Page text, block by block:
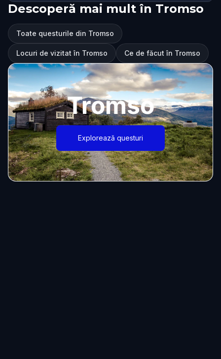
Descoperă mai mult în Tromso
Toate questurile din Tromso
Locuri de vizitat în Tromso Ce de făcut în Tromso
Tromso
Explorează questuri